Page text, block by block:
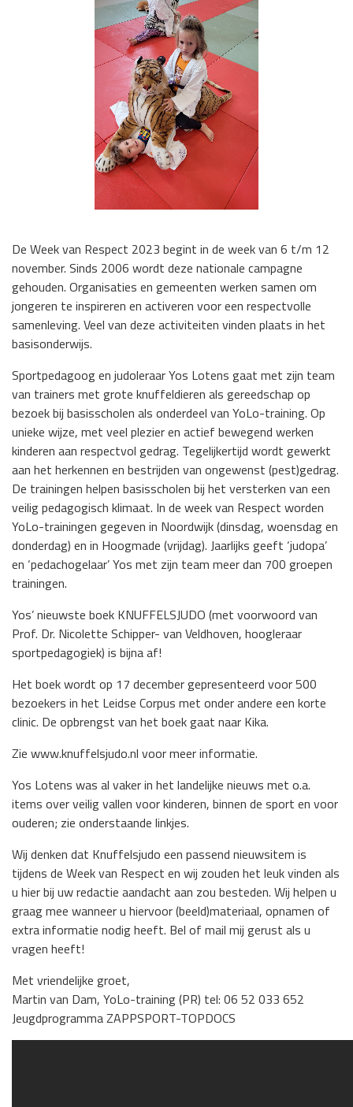
De Week van Respect 2023 begint in de week van 6 t/m 12
november. Sinds 2006 wordt deze nationale campagne
gehouden. Organisaties en gemeenten werken samen om
jongeren te inspireren en activeren voor een respectvolle
samenleving. Veel van deze activiteiten vinden plaats in het
basisonderwijs.
Sportpedagoog en judoleraar Yos Lotens gaat met zijn team
van trainers met grote knuffeldieren als gereedschap op
bezoek bij basisscholen als onderdeel van YoLo-training. Op
unieke wijze, met veel plezier en actief bewegend werken
kinderen aan respectvol gedrag. Tegelijkertijd wordt gewerkt
aan het herkennen en bestrijden van ongewenst (pest)gedrag.
De trainingen helpen basisscholen bij het versterken van een
veilig pedagogisch klimaat. In de week van Respect worden
YoLo-trainingen gegeven in Noordwijk (dinsdag, woensdag en
donderdag) en in Hoogmade (vrijdag). Jaarlijks geeft ‘judopa’
en ‘pedachogelaar’ Yos met zijn team meer dan 700 groepen
trainingen.
Yos’ nieuwste boek KNUFFELSJUDO (met voorwoord van
Prof. Dr. Nicolette Schipper- van Veldhoven, hoogleraar
sportpedagogiek) is bijna af!
Het boek wordt op 17 december gepresenteerd voor 500
bezoekers in het Leidse Corpus met onder andere een korte
clinic. De opbrengst van het boek gaat naar Kika.
Zie www.knuffelsjudo.nl voor meer informatie.
Yos Lotens was al vaker in het landelijke nieuws met o.a.
items over veilig vallen voor kinderen, binnen de sport en voor
ouderen; zie onderstaande linkjes.
Wij denken dat Knuffelsjudo een passend nieuwsitem is
tijdens de Week van Respect en wij zouden het leuk vinden als
u hier bij uw redactie aandacht aan zou besteden. Wij helpen u
graag mee wanneer u hiervoor (beeld)materiaal, opnamen of
extra informatie nodig heeft. Bel of mail mij gerust als u
vragen heeft!
Met vriendelijke groet,
Martin van Dam, YoLo-training (PR) tel: 06 52 033 652
Jeugdprogramma ZAPPSPORT-TOPDOCS